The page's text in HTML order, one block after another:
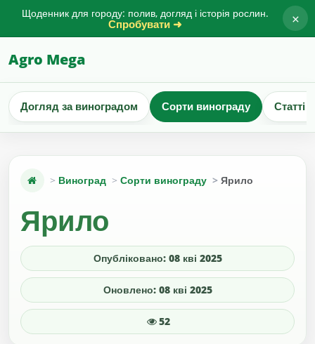
Щоденник для городу: полив, догляд і історія рослин.
Спробувати ➜ ×
Agro Mega
Догляд за виноградом Сорти винограду Статті
Виноград Сорти винограду Ярило
Ярило
Опубліковано: 08 кві 2025
Оновлено: 08 кві 2025
52